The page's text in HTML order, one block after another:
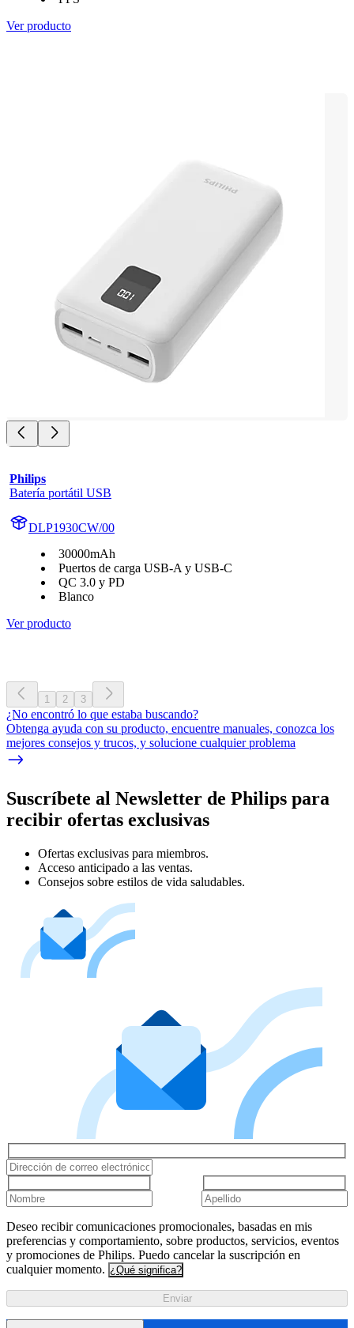
Ver producto
Philips
Batería portátil USB
DLP1930CW/00
30000mAh
Puertos de carga USB-A y USB-C
QC 3.0 y PD
Blanco
Ver producto
1 2 3
¿No encontró lo que estaba buscando?
Obtenga ayuda con su producto, encuentre manuales, conozca los
mejores consejos y trucos, y solucione cualquier problema
Suscríbete al Newsletter de Philips para
recibir ofertas exclusivas
Ofertas exclusivas para miembros.
Acceso anticipado a las ventas.
Consejos sobre estilos de vida saludables.
Deseo recibir comunicaciones promocionales, basadas en mis
preferencias y comportamiento, sobre productos, servicios, eventos
y promociones de Philips. Puedo cancelar la suscripción en
cualquier momento. ¿Qué significa?
Enviar